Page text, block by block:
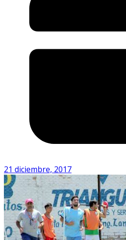
21 diciembre, 2017